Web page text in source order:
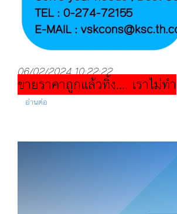
06/02/2024 10:22:22
ขายราคาถูกแล้วทิ้ง.... เราไม่ทำ
อ่านต่อ